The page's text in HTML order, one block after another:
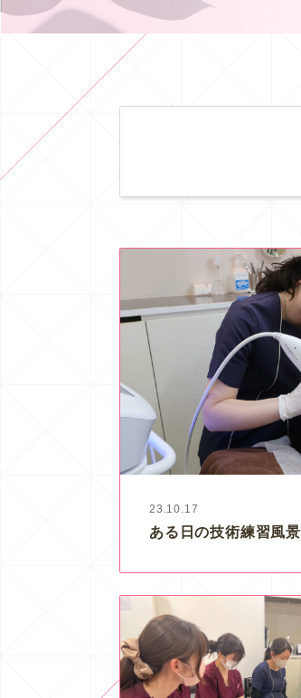
23.10.17
ある日の技術練習風景